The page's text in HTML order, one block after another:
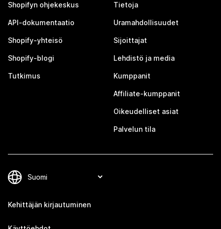
Shopifyn ohjekeskus
API-dokumentaatio
Shopify-yhteisö
Shopify-blogi
Tutkimus
Tietoja
Uramahdollisuudet
Sijoittajat
Lehdistö ja media
Kumppanit
Affiliate-kumppanit
Oikeudelliset asiat
Palvelun tila
Kehittäjän kirjautuminen